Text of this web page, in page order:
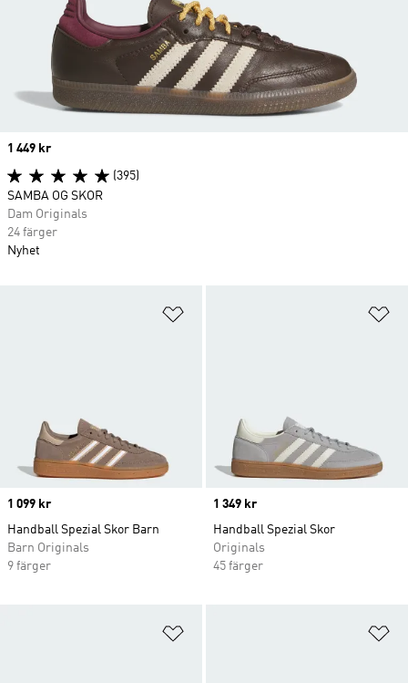
Price
1 099 kr
Handball Spezial Skor Barn
Barn Originals
9 färger
Price
1 349 kr
Handball Spezial Skor
Originals
45 färger
Price
1 449 kr
(395)
SAMBA OG SKOR
Dam Originals
24 färger
Nyhet